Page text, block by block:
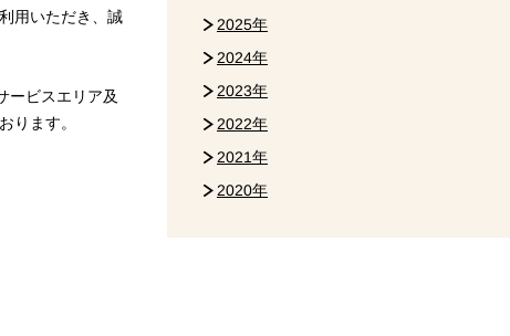
用いただき、誠
ービスエリア及
ります。
2025年
2024年
2023年
2022年
2021年
2020年